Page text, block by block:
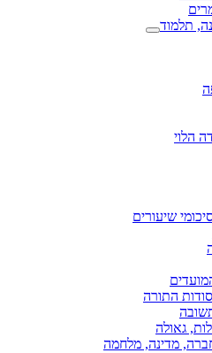
תלמוד
הלוי
שיעורים
התורה
גאולה
מדינה, מלחמה